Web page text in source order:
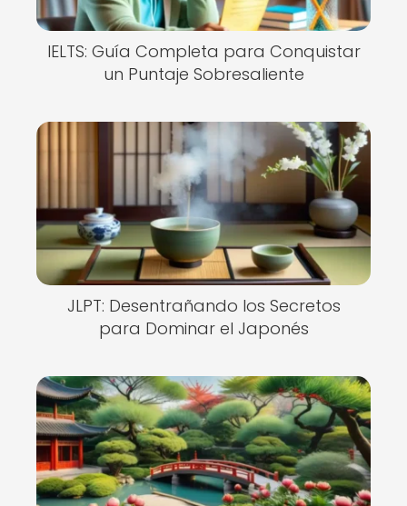
IELTS: Guía Completa para Conquistar
un Puntaje Sobresaliente
JLPT: Desentrañando los Secretos
para Dominar el Japonés